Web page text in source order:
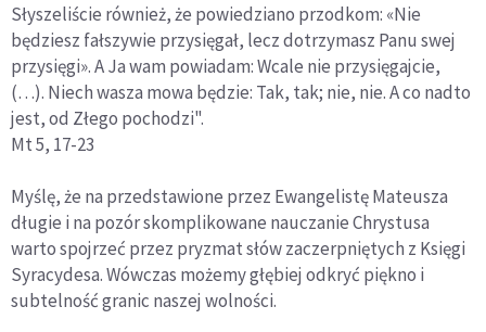
Słyszeliście również, że powiedziano przodkom: «Nie
będziesz fałszywie przysięgał, lecz dotrzymasz Panu swej
przysięgi». A Ja wam powiadam: Wcale nie przysięgajcie,
(…). Niech wasza mowa będzie: Tak, tak; nie, nie. A co nadto
jest, od Złego pochodzi".
Mt 5, 17-23
Myślę, że na przedstawione przez Ewangelistę Mateusza
długie i na pozór skomplikowane nauczanie Chrystusa
warto spojrzeć przez pryzmat słów zaczerpniętych z Księgi
Syracydesa. Wówczas możemy głębiej odkryć piękno i
subtelność granic naszej wolności.